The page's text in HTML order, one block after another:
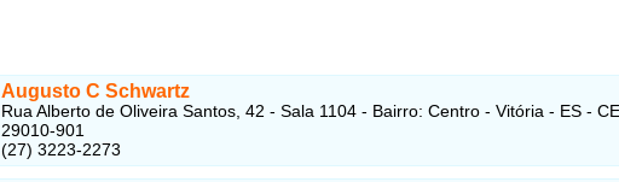
Augusto C Schwartz
Rua Alberto de Oliveira Santos, 42 - Sala 1104 - Bairro: Centro - Vitória - ES -
29010-901
(27) 3223-2273